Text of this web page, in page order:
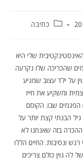
קטגוריה:
כתיבה
שלי היא
שהכריכה שלו נקרעה
על ילד עצוב שמגיע
ומשקיע את חייו
שבו. הקוסם
הבנתי קצת יותר על
בזה שאנחנו לא
ונסיבות. החיים הללו
לה גוין כולם צריכים